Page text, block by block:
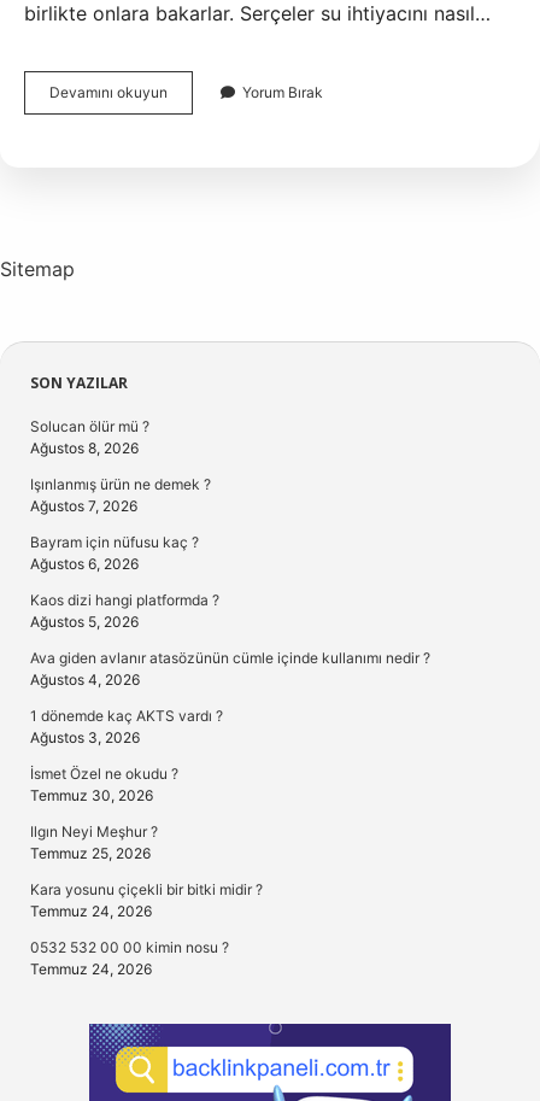
birlikte onlara bakarlar. Serçeler su ihtiyacını nasıl…
Devamını okuyun
Serçe
Yorum Bırak
Sitemap
Sidebar
SON YAZILAR
Solucan ölür mü ?
Ağustos 8, 2026
Işınlanmış ürün ne demek ?
Ağustos 7, 2026
Bayram için nüfusu kaç ?
Ağustos 6, 2026
Kaos dizi hangi platformda ?
Ağustos 5, 2026
Ava giden avlanır atasözünün cümle içinde kullanımı nedir ?
Ağustos 4, 2026
1 dönemde kaç AKTS vardı ?
Ağustos 3, 2026
İsmet Özel ne okudu ?
Temmuz 30, 2026
Ilgın Neyi Meşhur ?
Temmuz 25, 2026
Kara yosunu çiçekli bir bitki midir ?
Temmuz 24, 2026
0532 532 00 00 kimin nosu ?
Temmuz 24, 2026